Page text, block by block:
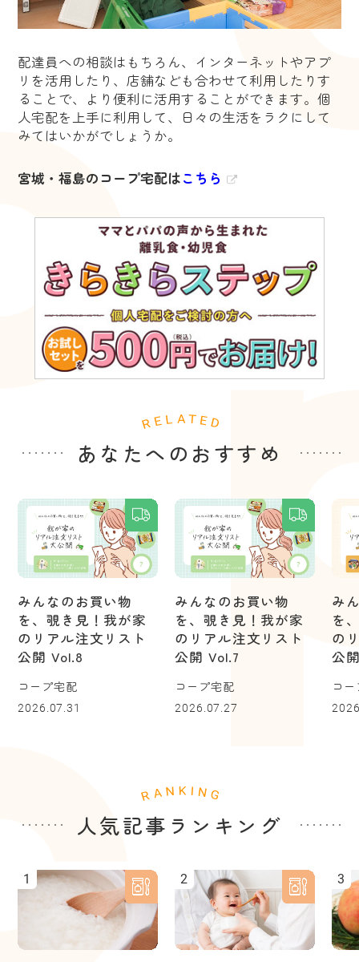
配達員への相談はもちろん、インターネットやアプ
リを活用したり、店舗なども合わせて利用したりす
ることで、より便利に活用することができます。個
人宅配を上手に利用して、日々の生活をラクにして
みてはいかがでしょうか。
宮城・福島のコープ宅配はこちら
あなたへのおすすめ
みんなのお買い物
を、覗き見！我が家
のリアル注文リスト
公開 Vol.8
コープ宅配
2026.07.31
みんなのお買い物
を、覗き見！我が家
のリアル注文リスト
公開 Vol.7
コープ宅配
2026.07.27
み
を
の
公
コ
人気記事ランキング
1 2 3